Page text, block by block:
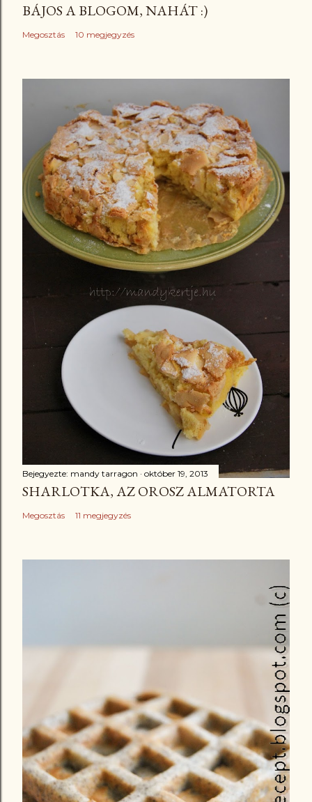
BÁJOS A BLOGOM, NAHÁT :)
Megosztás 10 megjegyzés
Bejegyezte: mandy tarragon október 19, 2013
SHARLOTKA, AZ OROSZ ALMATORTA
Megosztás 11 megjegyzés